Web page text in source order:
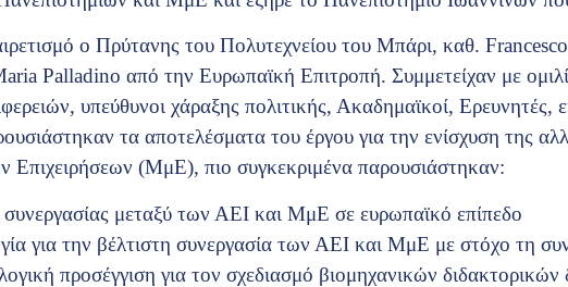
ο Πρύτανης του Πολυτεχνείου του Μπάρι, καθ.
Palladino από την Ευρωπαϊκή Επιτροπή. Συμμετείχαν με
υπεύθυνοι χάραξης πολιτικής, Ακαδημαϊκοί,
τα αποτελέσματα του έργου για την ενίσχυση της
Επιχειρήσεων (ΜμΕ), πιο συγκεκριμένα παρουσιάστηκαν:
συνεργασίας μεταξύ των ΑΕΙ και ΜμΕ σε ευρωπαϊκό επίπεδο
για την βέλτιστη συνεργασία των ΑΕΙ και ΜμΕ με στόχο τη
προσέγγιση για τον σχεδιασμό βιομηχανικών διδακτορικών